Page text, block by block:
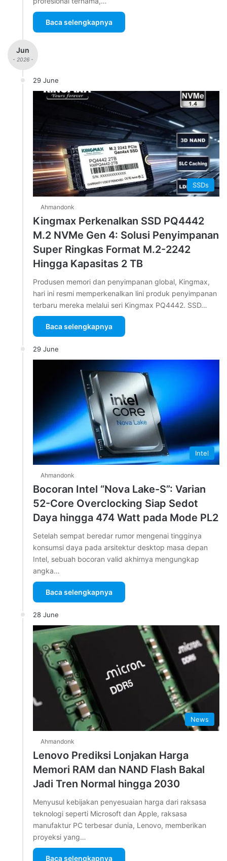
Baca selengkapnya
Jun
- 2026 -
29 June
SSDs
Ahmandonk
Kingmax Perkenalkan SSD PQ4442
M.2 NVMe Gen 4: Solusi Penyimpanan
Super Ringkas Format M.2-2242
Hingga Kapasitas 2 TB
Produsen memori dan penyimpanan global, Kingmax,
hari ini resmi memperkenalkan lini produk penyimpanan
terbaru mereka melalui seri Kingmax PQ4442. SSD…
Baca selengkapnya
29 June
Intel
Ahmandonk
Bocoran Intel “Nova Lake-S”: Varian
52-Core Overclocking Siap Sedot
Daya hingga 474 Watt pada Mode PL2
Setelah sempat beredar rumor mengenai tingginya
konsumsi daya pada arsitektur desktop masa depan
Intel, sebuah bocoran valid akhirnya mengungkap
angka…
Baca selengkapnya
28 June
News
Ahmandonk
Lenovo Prediksi Lonjakan Harga
Memori RAM dan NAND Flash Bakal
Jadi Tren Normal hingga 2030
Menyusul kebijakan penyesuaian harga dari raksasa
teknologi seperti Microsoft dan Apple, raksasa
manufaktur PC terbesar dunia, Lenovo, memberikan
proyeksi yang…
Baca selengkapnya